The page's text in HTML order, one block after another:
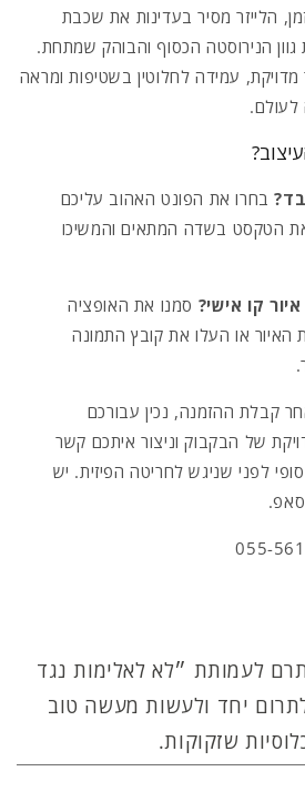
הלייזר מסיר בעדינות את שכבת
הנירוסטה הכסוף והבוהק שמתחת.
עמידה לחלוטין בשטיפות ומראה
לעולם.
בחרו את הפונט האהוב עליכם
הטקסט בשדה המתאים והמשיכו
קו אישי?סמנו את האופציה
או העלו את קובץ התמונה
קבלת ההזמנה, נכין עבורכם
של הבקבוק וניצור איתכם קשר
לפני שניגש לחריטה הפיזית.יש
לעמותת ״לא לאלימות נגד
יחד ולעשות מעשה טוב
שזקוקות.